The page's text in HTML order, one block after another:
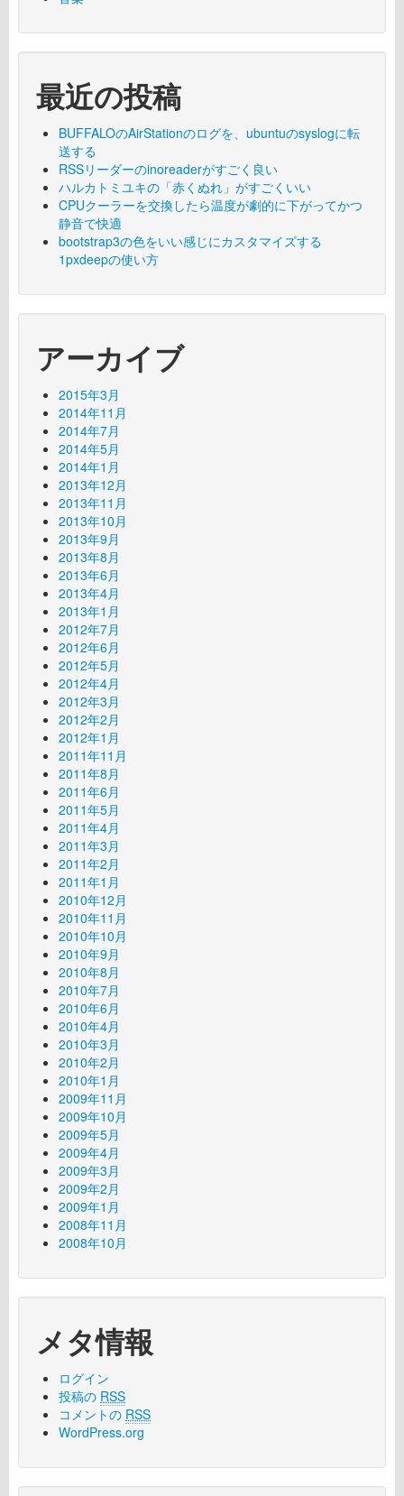
最近の投稿
BUFFALOのAirStationのログを、ubuntuのsyslogに転
送する
RSSリーダーのinoreaderがすごく良い
ハルカトミユキの「赤くぬれ」がすごくいい
CPUクーラーを交換したら温度が劇的に下がってかつ
静音で快適
bootstrap3の色をいい感じにカスタマイズする
1pxdeepの使い方
アーカイブ
2015年3月
2014年11月
2014年7月
2014年5月
2014年1月
2013年12月
2013年11月
2013年10月
2013年9月
2013年8月
2013年6月
2013年4月
2013年1月
2012年7月
2012年6月
2012年5月
2012年4月
2012年3月
2012年2月
2012年1月
2011年11月
2011年8月
2011年6月
2011年5月
2011年4月
2011年3月
2011年2月
2011年1月
2010年12月
2010年11月
2010年10月
2010年9月
2010年8月
2010年7月
2010年6月
2010年4月
2010年3月
2010年2月
2010年1月
2009年11月
2009年10月
2009年5月
2009年4月
2009年3月
2009年2月
2009年1月
2008年11月
2008年10月
メタ情報
ログイン
投稿の RSS
コメントの RSS
WordPress.org